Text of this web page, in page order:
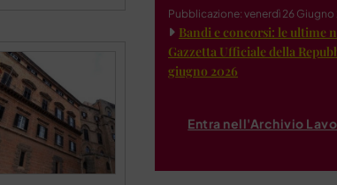
Pubblicazione: venerdì 26
Bandi e concorsi: le ultime
Gazzetta Ufficiale della
giugno 2026
Entra nell'Archivio